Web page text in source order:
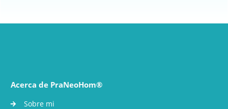
Acerca de PraNeoHom®
Sobre mi